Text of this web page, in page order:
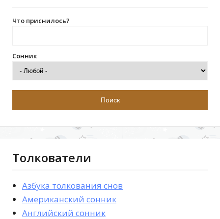
Что приснилось?
Сонник
Толкователи
Азбука толкования снов
Американский сонник
Английский сонник